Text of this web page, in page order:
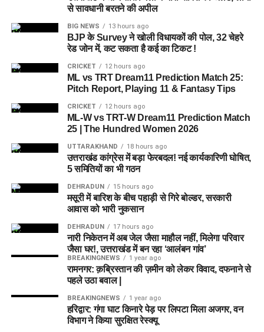
उपलब्ध कराई जा सकती है। इस पहल का मकसद सिर्फ महिलाओं और
है, जहां वे खुद को सुरक्षित, सम्मानित और परिवार का हिस्सा महसूस कर
5 एकड़ जमीन की हो रही है तलाश
आलंबन गांव विकसित करने के लिए करीब 5 एकड़ जमीन की आवश्यकता
बताई गई है। विभाग की पहली प्राथमिकता देहरादून जिले या उसके
आसपास जमीन तलाशने की थी, लेकिन फिलहाल उपयुक्त जमीन उपलब्ध
नहीं हो पाई है। अब विभाग की ओर से हरिद्वार और आसपास के क्षेत्रों में
जमीन की तलाश की जा रही है। अधिकारियों को उम्मीद है कि हरिद्वार में
इसके लिए उपयुक्त जमीन मिल सकती है।
इसके अलावा उत्तरकाशी जिले के चिन्यालीसौड़ में भी एक जमीन को लेकर
संभावनाएं देखी जा रही हैं। विभाग यह जांच कर रहा है कि वहां की जमीन
और परिस्थितियां आलंबन गांव के निर्माण के लिए उपयुक्त हैं या नहीं।
महिलाओं और बच्चों को मिलेगा नया जीवन
आलंबन गांव की यह योजना सिर्फ एक नया भवन या परिसर तैयार करने की
कवायद नहीं है, बल्कि नारी निकेतन में रहने वाली महिलाओं और बच्चों के
प्रति सोच में बदलाव की कोशिश भी है।
से सावधानी बरतने की अपील
BIG NEWS 13 hours ago
BJP के Survey ने खोली विधायकों की पोल, 32 चेहरे
रेड जोन में, कट सकता है कई का टिकट !
CRICKET 12 hours ago
ML vs TRT Dream11 Prediction Match 25:
Pitch Report, Playing 11 & Fantasy Tips
CRICKET 12 hours ago
ML-W vs TRT-W Dream11 Prediction Match
25 | The Hundred Women 2026
UTTARAKHAND 18 hours ago
उत्तराखंड कांग्रेस में बड़ा फेरबदल! नई कार्यकारिणी घोषित,
5 समितियों का भी गठन
DEHRADUN 15 hours ago
मसूरी में बारिश के बीच पहाड़ी से गिरे बोल्डर, सरकारी
आवास को भारी नुकसान
DEHRADUN 17 hours ago
नारी निकेतन में अब जेल जैसा माहौल नहीं, मिलेगा परिवार
जैसा घर!, उत्तराखंड में बन रहा ‘आलंबन गांव’
BREAKINGNEWS 1 year ago
रामनगर: क़ब्रिस्तान की ज़मीन को लेकर विवाद, दफनाने से
पहले उठा बवाल |
BREAKINGNEWS 1 year ago
हरिद्वार: गंगा घाट किनारे पेड़ पर लिपटा मिला अजगर, वन
विभाग ने किया सुरक्षित रेस्क्यू